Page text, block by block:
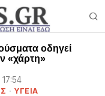
οδηγεί
«χάρτη»
· ΥΓΕΙΑ